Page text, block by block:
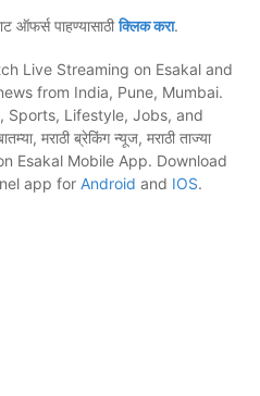
ऑफर्स पाहण्यासाठीक्लिक करा.
Live Streaming on Esakal and
from India, Pune, Mumbai.
Sports, Lifestyle, Jobs, and
मराठी ब्रेकिंग न्यूज, मराठी ताज्या
Esakal Mobile App. Download
app for Android and IOS.